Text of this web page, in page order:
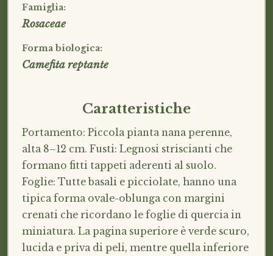
Famiglia:
Rosaceae
Forma biologica:
Camefita reptante
Caratteristiche
Portamento: Piccola pianta nana perenne,
alta 8–12 cm. Fusti: Legnosi striscianti che
formano fitti tappeti aderenti al suolo.
Foglie: Tutte basali e picciolate, hanno una
tipica forma ovale-oblunga con margini
crenati che ricordano le foglie di quercia in
miniatura. La pagina superiore è verde scuro,
lucida e priva di peli, mentre quella inferiore